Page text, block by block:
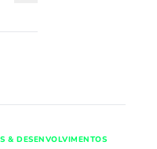
& DESENVOLVIMENTOS